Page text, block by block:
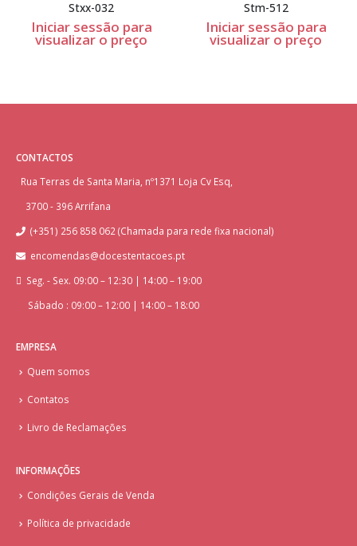
Stxx-032
Iniciar sessão para
visualizar o preço
Stm-512
Iniciar sessão para
visualizar o preço
CONTACTOS
Rua Terras de Santa Maria, nº1371 Loja Cv Esq,
3700 - 396 Arrifana
(+351) 256 858 062 (Chamada para rede fixa nacional)
encomendas@docestentacoes.pt
Seg. - Sex. 09:00 – 12:30 | 14:00 – 19:00
Sábado : 09:00 – 12:00 | 14:00 – 18:00
EMPRESA
Quem somos
Contatos
Livro de Reclamações
INFORMAÇÕES
Condições Gerais de Venda
Política de privacidade